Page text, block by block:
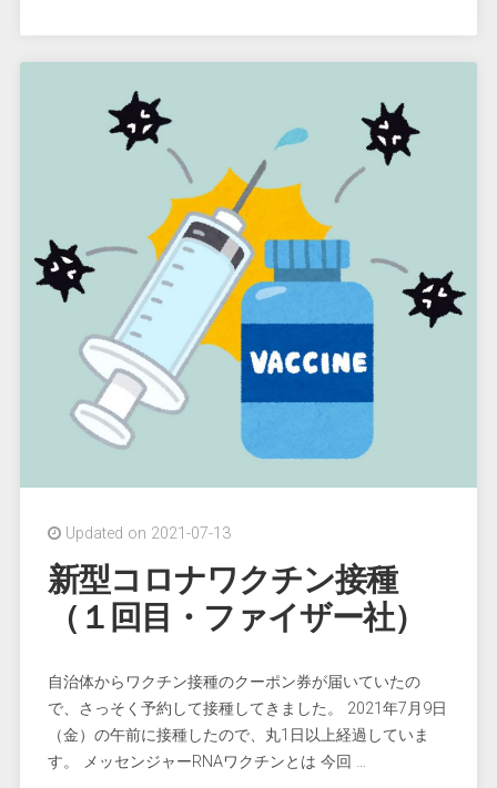
イ
ル
治
療
本
も
特
例
承
認
さ
ま
た”
Updated on 2021-07-13
新型コロナワクチン接種
（１回目・ファイザー社）
自治体からワクチン接種のクーポン券が届いていたの
で、さっそく予約して接種してきました。 2021年7月9日
（金）の午前に接種したので、丸1日以上経過していま
す。 メッセンジャーRNAワクチンとは 今回 …